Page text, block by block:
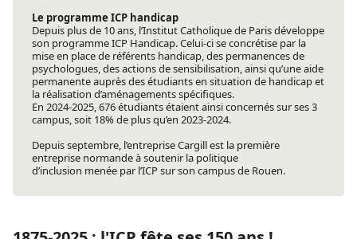
Le programme ICP handicap
Depuis plus de 10 ans, l’Institut Catholique de Paris développe
son programme ICP Handicap. Celui-ci se concrétise par la
mise en place de référents handicap, des permanences de
psychologues, des actions de sensibilisation, ainsi qu’une aide
permanente auprès des étudiants en situation de handicap et
la réalisation d’aménagements spécifiques.
En 2024-2025, 676 étudiants étaient ainsi concernés sur ses 3
campus, soit 18% de plus qu’en 2023-2024.
Depuis septembre, l’entreprise Cargill est la première
entreprise normande à soutenir la politique
d’inclusion menée par l’ICP sur son campus de Rouen.